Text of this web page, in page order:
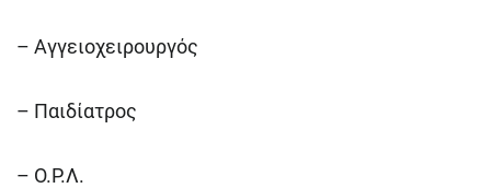
– Aγγειοχειρουργός
– Παιδίατρος
– Ο.Ρ.Λ.